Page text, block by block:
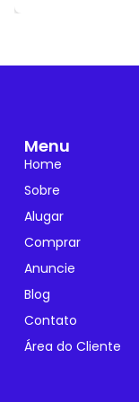
Menu
Home
Sobre
Alugar
Comprar
Anuncie
Blog
Contato
Área do Cliente